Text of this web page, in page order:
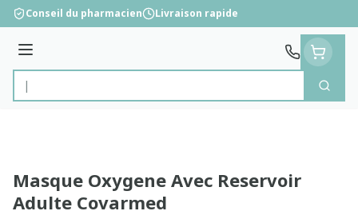
Aller au contenu
Conseil du pharmacien Livraison rapide
Menu
Rechercher
Masque Oxygene Avec Reservoir
Adulte Covarmed